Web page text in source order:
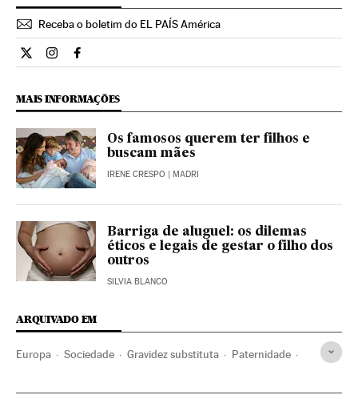
Receba o boletim do EL PAÍS América
Internacional El País Brasil en Twitter
Internacional El País Brasil en Instagram
Internacional El País Brasil en Facebook
MAIS INFORMAÇÕES
Os famosos querem ter filhos e
buscam mães
IRENE CRESPO | MADRI
Barriga de aluguel: os dilemas
éticos e legais de gestar o filho dos
outros
SILVIA BLANCO
ARQUIVADO EM
Europa Sociedade Gravidez substituta Paternidade